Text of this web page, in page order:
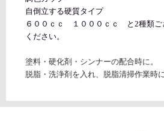
自倒立する硬質タイプ
６００ｃｃ １０００ｃｃ と2種類ご
ください。
塗料・硬化剤・シンナーの配合時に。
脱脂・洗浄剤を入れ、脱脂清掃作業時に